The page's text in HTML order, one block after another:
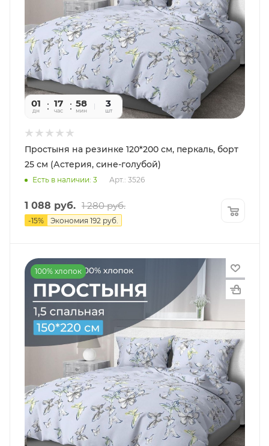
01
дн
17
час
58
мин
09
сек
3
шт
Простыня на резинке 120*200 см, перкаль, борт
25 см (Астерия, сине-голубой)
Есть в наличии: 3 Арт.: 3526
1 088 руб. 1 280руб.
-15% Экономия 192 руб.
100% хлопок